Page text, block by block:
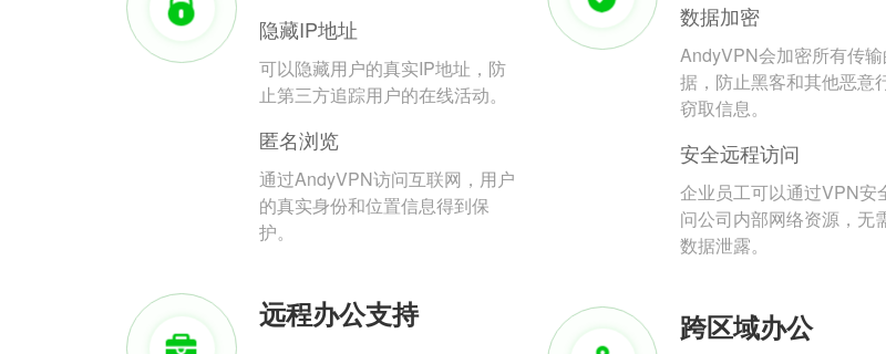
隐藏IP地址
可以隐藏用户的真实IP地址，防
止第三方追踪用户的在线活动。
匿名浏览
通过AndyVPN访问互联网，用户
的真实身份和位置信息得到保
护。
数据加密
AndyVPN会加密所有传
据，防止黑客和其他恶意
窃取信息。
安全远程访问
企业员工可以通过VPN安
问公司内部网络资源，无
数据泄露。
远程办公支持 跨区域办公